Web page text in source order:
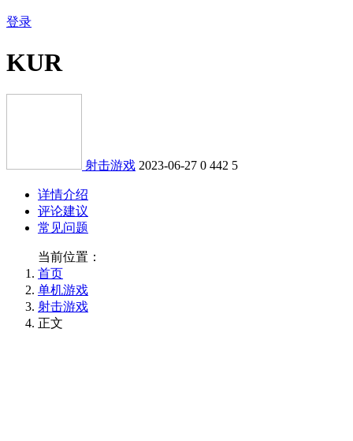
登录
KUR
射击游戏 2023-06-27 0 442 5
详情介绍
评论建议
常见问题
当前位置：
首页
单机游戏
射击游戏
正文